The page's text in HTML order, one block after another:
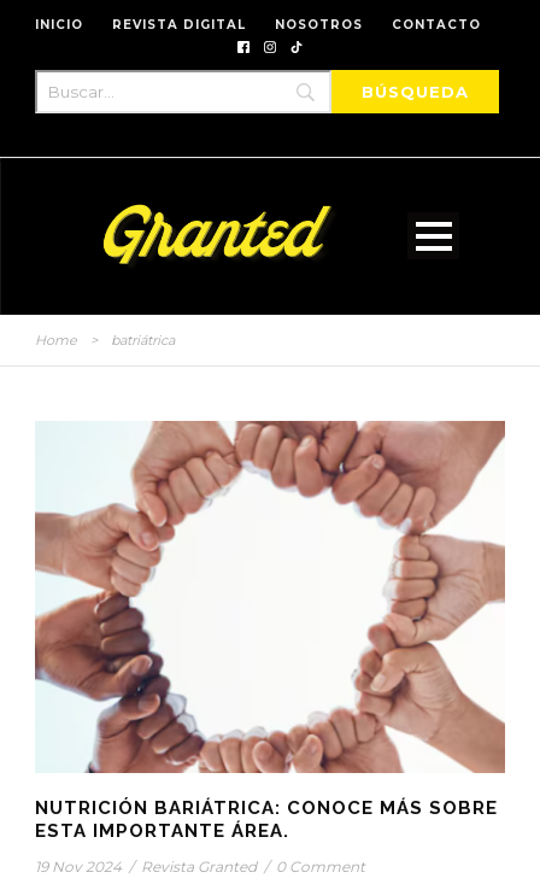
INICIO REVISTA DIGITAL NOSOTROS CONTACTO
Home > batriátrica
NUTRICIÓN BARIÁTRICA: CONOCE MÁS SOBRE
ESTA IMPORTANTE ÁREA.
19 Nov 2024 / Revista Granted / 0 Comment